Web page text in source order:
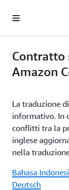
Contratto
Amazon
La traduzione
informativo. In
conflitti tra la
inglese
nella
Bahasa
Deutsch